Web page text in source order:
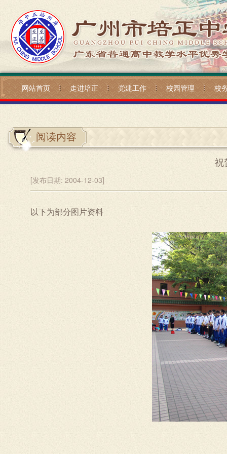
网站首页 走进培正 党建工作 校园管理 校
阅读内容
祝
[发布日期: 2004-12-03]
以下为部分图片资料